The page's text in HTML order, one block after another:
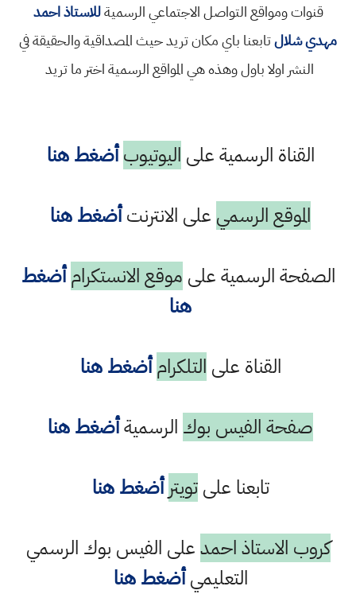
قنوات ومواقع التواصل الاجتماعي الرسميةللاستاذ احمد
مهدي شلالتابعنا باي مكان تريد حيث المصداقية والحقيقة في
النشر اولا باول وهذه هي المواقع الرسمية اختر ما تريد
القناة الرسمية على اليوتيوب أضغط هنا
الموقع الرسمي على الانترنتأضغط هنا
الصفحة الرسمية على موقع الانستكرام أضغط
هنا
القناة على التلكرام أضغط هنا
صفحة الفيس بوك الرسميةأضغط هنا
تابعنا علىتويتر أضغط هنا
كروب الاستاذ احمدعلى الفيس بوك الرسمي
التعليميأضغط هنا